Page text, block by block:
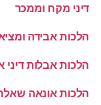
דיני מקח וממכר
הלכות אבידה
הלכות אבלות דיני
הלכות אונאה שאלה